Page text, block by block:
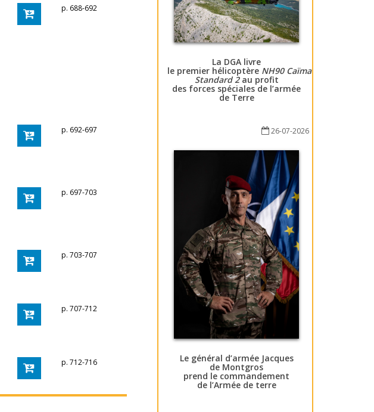
p. 688-692
p. 692-697
p. 697-703
p. 703-707
p. 707-712
p. 712-716
La DGA livre
le premier hélicoptère NH90 Caïman
Standard 2au profit
des forces spéciales de l’armée
de Terre
26-07-2026
Le général d’armée Jacques
de Montgros
prend le commandement
de l’Armée de terre